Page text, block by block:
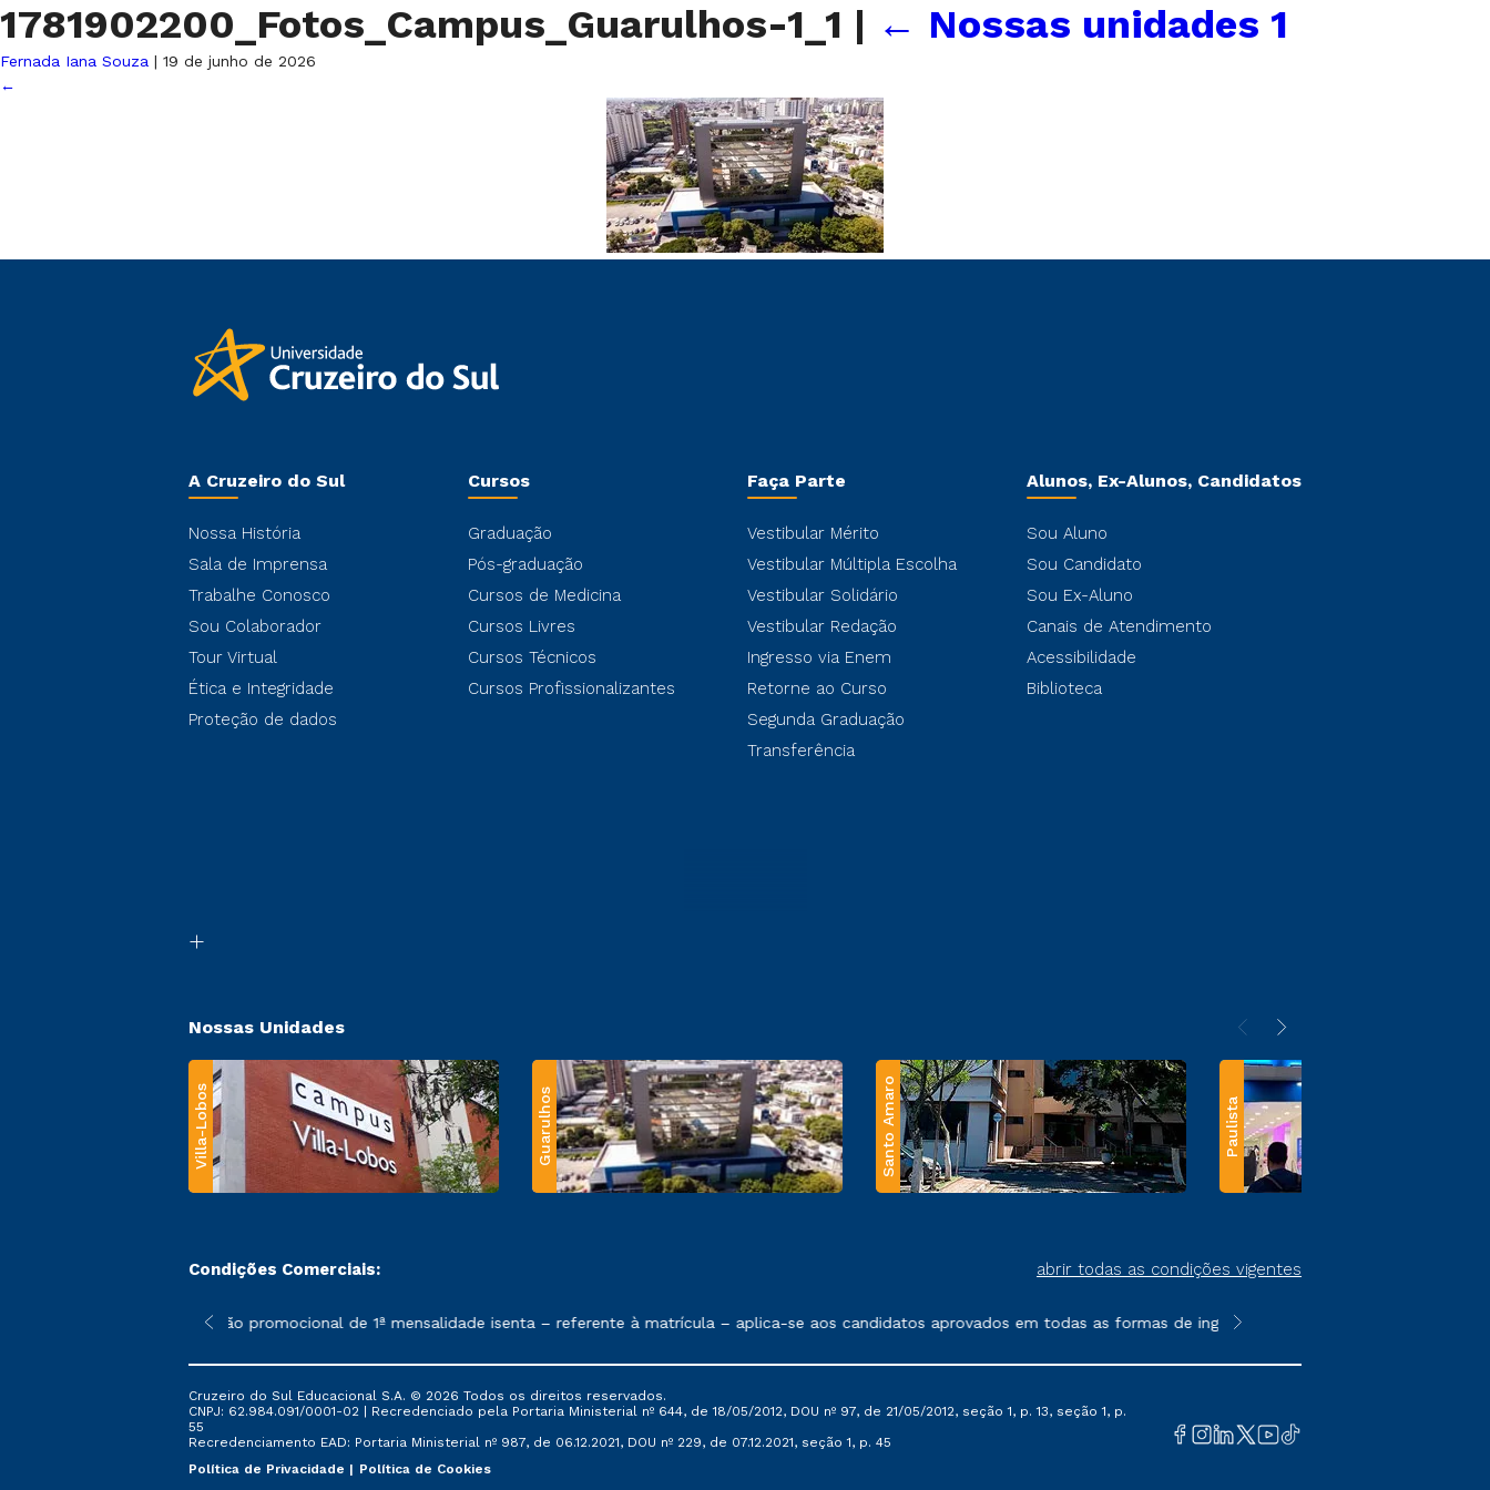
1781902200_Fotos_Campus_Guarulhos-1_1 | ← Nossas unidades 1
Fernada Iana Souza | 19 de junho de 2026
←
A Cruzeiro do Sul
Nossa História
Sala de Imprensa
Trabalhe Conosco
Sou Colaborador
Tour Virtual
Ética e Integridade
Proteção de dados
Cursos
Graduação
Pós-graduação
Cursos de Medicina
Cursos Livres
Cursos Técnicos
Cursos Profissionalizantes
Faça Parte
Vestibular Mérito
Vestibular Múltipla Escolha
Vestibular Solidário
Vestibular Redação
Ingresso via Enem
Retorne ao Curso
Segunda Graduação
Transferência
Alunos, Ex-Alunos, Candidatos
Sou Aluno
Sou Candidato
Sou Ex-Aluno
Canais de Atendimento
Acessibilidade
Biblioteca
Nossas Unidades
Villa-Lobos Guarulhos Santo Amaro Paulista
Condições Comerciais: abrir todas as condições vigentes
sofrer alterações nos períodos de rematrícula conforme exposto no contrato de prestação de serviços.
*A condição promocional de 1ª mensalidade isenta – referente à matrícula – aplica-se aos candidatos aprovados em todas as formas de ingresso, exceto na prova on-line
**Semipresencial e EAD são
Cruzeiro do Sul Educacional S.A. © 2026 Todos os direitos reservados.
CNPJ: 62.984.091/0001-02 | Recredenciado pela Portaria Ministerial nº 644, de 18/05/2012, DOU nº 97, de 21/05/2012, seção 1, p. 13, seção 1, p.
55
Recredenciamento EAD: Portaria Ministerial nº 987, de 06.12.2021, DOU nº 229, de 07.12.2021, seção 1, p. 45
Política de Privacidade
Política de Cookies